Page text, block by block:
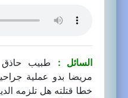
السائل : طبيب حاذق
مريضا بدو عملية
خطا قتلته هل تلزمه